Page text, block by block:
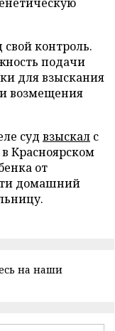
контроль.
подачи
для взыскания
возмещения
суд взыскал с
Красноярском
от
домашний
на наши